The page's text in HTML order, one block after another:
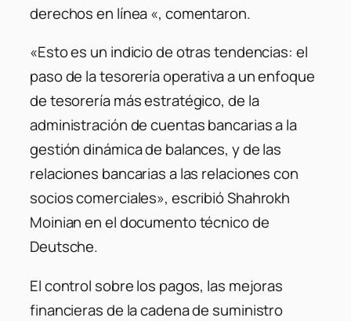
derechos en línea «, comentaron.
«Esto es un indicio de otras tendencias: el
paso de la tesorería operativa a un enfoque
de tesorería más estratégico, de la
administración de cuentas bancarias a la
gestión dinámica de balances, y de las
relaciones bancarias a las relaciones con
socios comerciales», escribió Shahrokh
Moinian en el documento técnico de
Deutsche.
El control sobre los pagos, las mejoras
financieras de la cadena de suministro